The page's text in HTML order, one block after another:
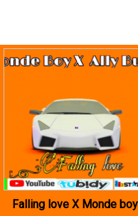
Falling love X Monde boy